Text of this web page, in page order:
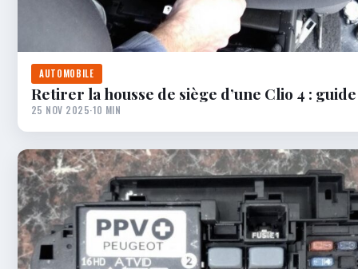
AUTOMOBILE
Retirer la housse de siège d’une Clio 4 :
25 NOV 2025·10 MIN